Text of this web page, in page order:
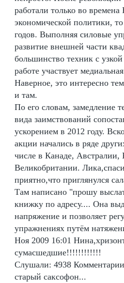
работали только во времена
экономической политики,
годов. Выполняя силовые
развитие внешней части
большинство техник с
работе участвует
Наверное, это интересно
и там.
По его словам, замедление
вида заимствований
ускорением в 2012 году.
акции начались в ряде
числе в Канаде, Австралии,
Великобритании.
приятно,что приглянулся
Там написано "прошу
книжку по адресу.... Она
напряжение и позволяет
упражнениях путём
Ноя 2009 16:01
сумасшедшие!!!!!!!!!!!!
Слушали: 4938
старый саксофон...